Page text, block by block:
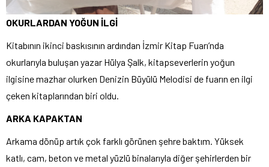
OKURLARDAN YOĞUN İLGİ
Kitabının ikinci baskısının ardından İzmir Kitap Fuarı’nda
okurlarıyla buluşan yazar Hülya Şalk, kitapseverlerin yoğun
ilgisine mazhar olurken Denizin Büyülü Melodisi de fuarın en ilgi
çeken kitaplarından biri oldu.
ARKA KAPAKTAN
Arkama dönüp artık çok farklı görünen şehre baktım. Yüksek
katlı, cam, beton ve metal yüzlü binalarıyla diğer şehirlerden bir